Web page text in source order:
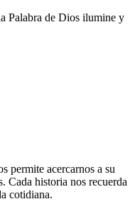
Palabra de Dios ilumine y
permite acercarnos a su
Cada historia nos recuerda
cotidiana.